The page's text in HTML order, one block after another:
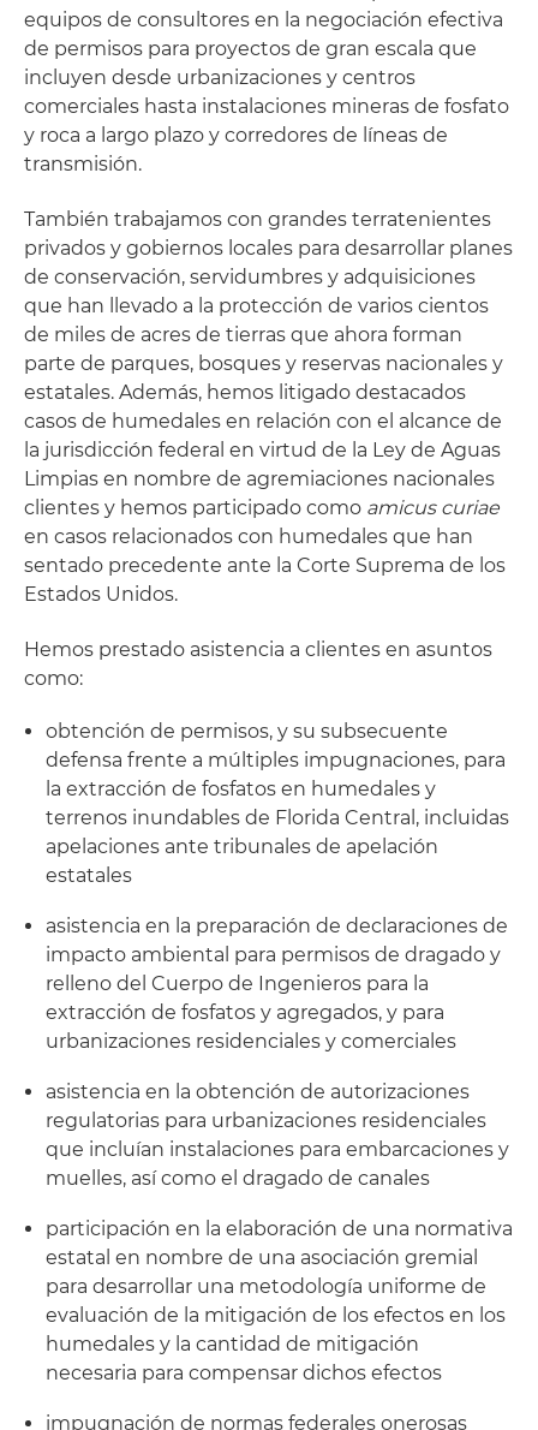
equipos de consultores en la negociación efectiva
de permisos para proyectos de gran escala que
incluyen desde urbanizaciones y centros
comerciales hasta instalaciones mineras de fosfato
y roca a largo plazo y corredores de líneas de
transmisión.
También trabajamos con grandes terratenientes
privados y gobiernos locales para desarrollar planes
de conservación, servidumbres y adquisiciones
que han llevado a la protección de varios cientos
de miles de acres de tierras que ahora forman
parte de parques, bosques y reservas nacionales y
estatales. Además, hemos litigado destacados
casos de humedales en relación con el alcance de
la jurisdicción federal en virtud de la Ley de Aguas
Limpias en nombre de agremiaciones nacionales
clientes y hemos participado como amicus curiae
en casos relacionados con humedales que han
sentado precedente ante la Corte Suprema de los
Estados Unidos.
Hemos prestado asistencia a clientes en asuntos
como:
obtención de permisos, y su subsecuente
defensa frente a múltiples impugnaciones, para
la extracción de fosfatos en humedales y
terrenos inundables de Florida Central, incluidas
apelaciones ante tribunales de apelación
estatales
asistencia en la preparación de declaraciones de
impacto ambiental para permisos de dragado y
relleno del Cuerpo de Ingenieros para la
extracción de fosfatos y agregados, y para
urbanizaciones residenciales y comerciales
asistencia en la obtención de autorizaciones
regulatorias para urbanizaciones residenciales
que incluían instalaciones para embarcaciones y
muelles, así como el dragado de canales
participación en la elaboración de una normativa
estatal en nombre de una asociación gremial
para desarrollar una metodología uniforme de
evaluación de la mitigación de los efectos en los
humedales y la cantidad de mitigación
necesaria para compensar dichos efectos
impugnación de normas federales onerosas